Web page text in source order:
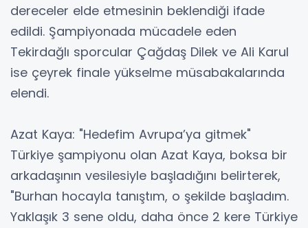
dereceler elde etmesinin beklendiği ifade
edildi. Şampiyonada mücadele eden
Tekirdağlı sporcular Çağdaş Dilek ve Ali Karul
ise çeyrek finale yükselme müsabakalarında
elendi.
Azat Kaya: "Hedefim Avrupa’ya gitmek"
Türkiye şampiyonu olan Azat Kaya, boksa bir
arkadaşının vesilesiyle başladığını belirterek,
"Burhan hocayla tanıştım, o şekilde başladım.
Yaklaşık 3 sene oldu, daha önce 2 kere Türkiye